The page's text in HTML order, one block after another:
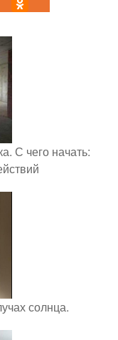
С чего начать:
солнца.